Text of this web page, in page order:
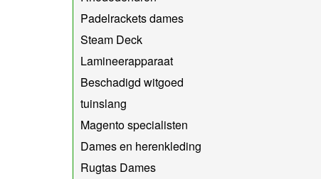
Padelrackets dames
Steam Deck
Lamineerapparaat
Beschadigd witgoed
tuinslang
Magento specialisten
Dames en herenkleding
Rugtas Dames